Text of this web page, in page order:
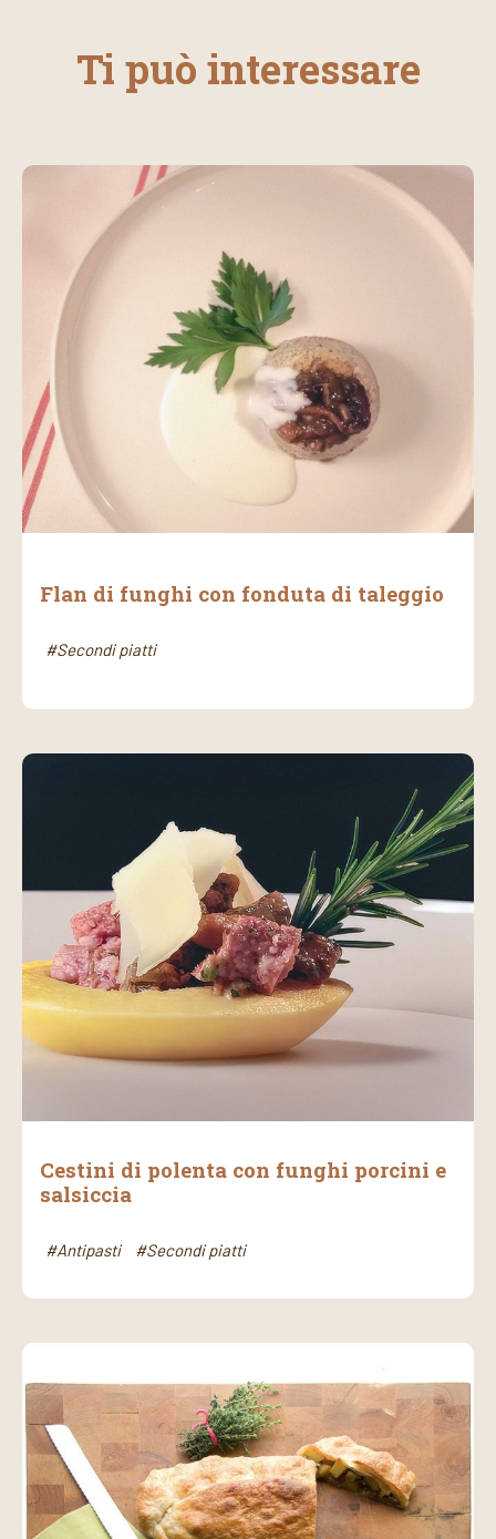
Ti può interessare
Flan di funghi con fonduta di taleggio
#Secondi piatti
Cestini di polenta con funghi porcini e
salsiccia
#Antipasti #Secondi piatti